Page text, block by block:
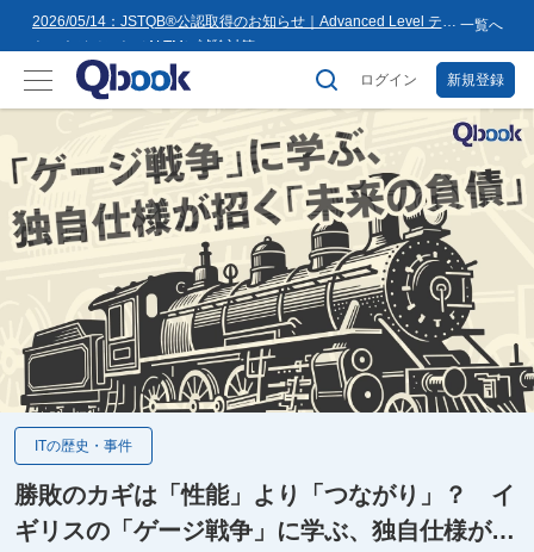
8月16日(日)まで
2026/05/14：JSTQB®公認取得のお知らせ｜Advanced Level テス
トマネジメント（ALTM）試験対策...
2026/03/02：バルテス・ホールディングス グループ内事業再編
に伴うサービス提供会社変更のお知らせ
2026/02/09：【重要】「テス友」システムメンテナンスのお知ら
せ
「テストマネージャー」を公開
2026/01/06：【2026年度】テーマ別セミナー 年間開催スケジュー
ル公開のお知らせ
2025/12/11：Qbook 会員数4万人突破！＆サイトリニューアルの
お知らせ
2025/08/08：【重要】「テス友」システムメンテナンスのお知ら
せ
2025/02/25：【重要】ログインパスワード再設定のお願い
2025/02/19：【重要】システム変更に伴うメンテナンス作業のお
2026/07/27：【夏季休業のお知らせ】2026年8月8日(土)～2026年
8月16日(日)まで
一覧へ
ログイン 新規登録
コラム
ITの歴史・事件
勝敗のカギは「性能」より「つながり」？ イ
ギリスの「ゲージ戦争」に学ぶ、独自仕様が招
AI・生成AI
テスト用語
社会的影響
スキルアップ
AI・生成AI
資格試験・対策